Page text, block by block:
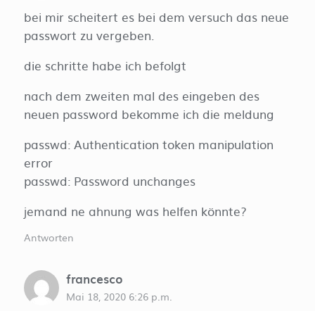
bei mir scheitert es bei dem versuch das neue
passwort zu vergeben.
die schritte habe ich befolgt
nach dem zweiten mal des eingeben des
neuen password bekomme ich die meldung
passwd: Authentication token manipulation
error
passwd: Password unchanges
jemand ne ahnung was helfen könnte?
Antworten
francesco
Mai 18, 2020 6:26 p.m.